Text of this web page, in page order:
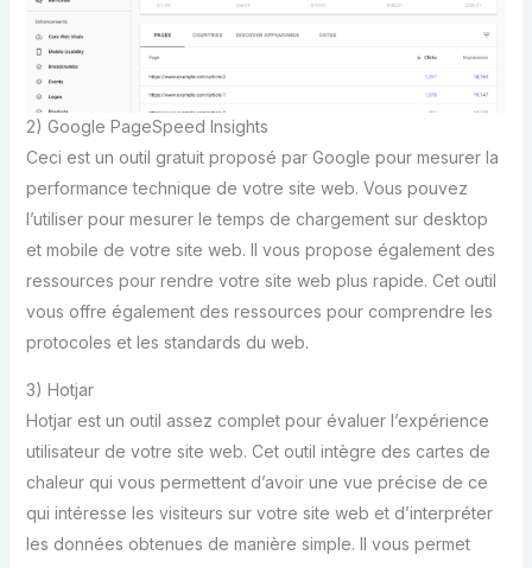
2) Google PageSpeed Insights
Ceci est un outil gratuit proposé par Google pour mesurer la
performance technique de votre site web. Vous pouvez
l’utiliser pour mesurer le temps de chargement sur desktop
et mobile de votre site web. Il vous propose également des
ressources pour rendre votre site web plus rapide. Cet outil
vous offre également des ressources pour comprendre les
protocoles et les standards du web.
3) Hotjar
Hotjar est un outil assez complet pour évaluer l’expérience
utilisateur de votre site web. Cet outil intègre des cartes de
chaleur qui vous permettent d’avoir une vue précise de ce
qui intéresse les visiteurs sur votre site web et d’interpréter
les données obtenues de manière simple. Il vous permet